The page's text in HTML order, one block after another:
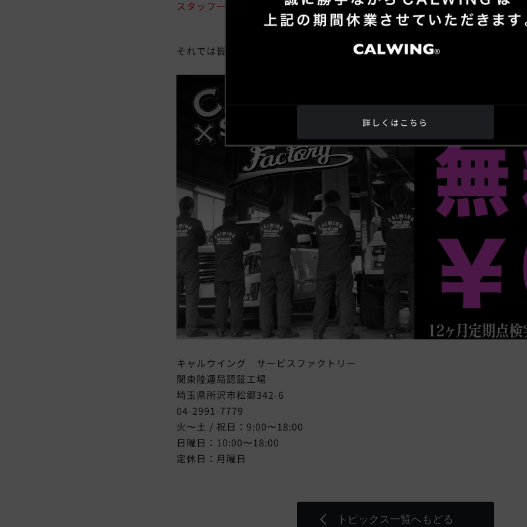
スタッフ一同全力でお客様の愛車の健康診断を行いますので宜しくお願いし
それでは皆様よい週末を！
キャルウイング サービスファクトリー
関東陸運局認証工場
埼玉県所沢市松郷342-6
04-2991-7779
火〜土 / 祝日：9:00〜18:00
日曜日：10:00〜18:00
定休日：月曜日
トピックス一覧へもどる
詳しくはこちら